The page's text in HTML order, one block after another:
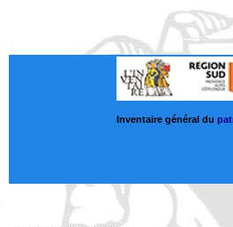
Inventaire général du